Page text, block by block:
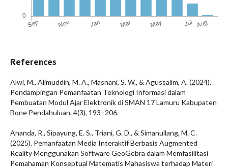
References
Alwi, M., Alimuddin, M. A., Masnani, S. W., & Agussalim, A. (2024).
Pendampingan Pemanfaatan Teknologi Informasi dalam
Pembuatan Modul Ajar Elektronik di SMAN 17 Lamuru Kabupaten
Bone Pendahuluan. 4(3), 193–206.
Ananda, R., Sipayung, E. S., Triani, G. D., & Simanullang, M. C.
(2025). Pemanfaatan Media Interaktif Berbasis Augmented
Reality Menggunakan Software GeoGebra dalam Memfasilitasi
Pemahaman Konseptual Matematis Mahasiswa terhadap Materi